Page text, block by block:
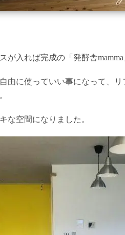
入れば完成の「発酵舎mamma
由に使っていい事になって、
な空間になりました。